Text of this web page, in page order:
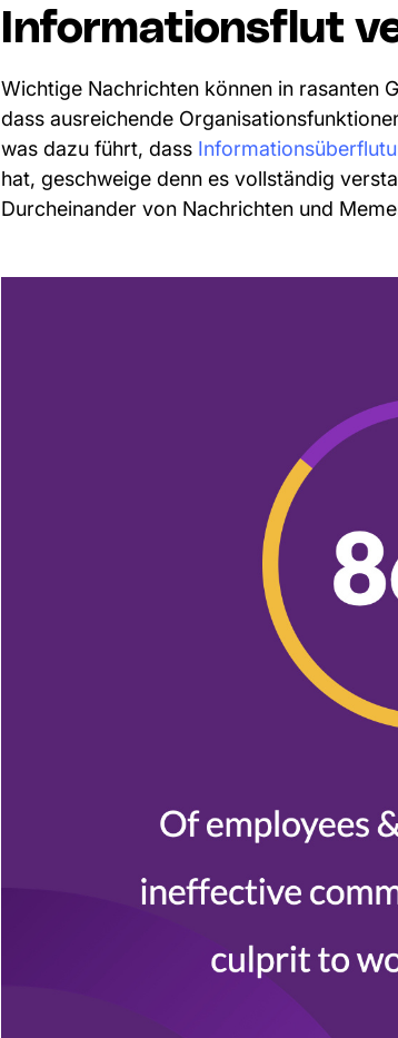
Informationsflut
Wichtige Nachrichten können in rasanten
dass ausreichende
was dazu führt, dass
hat, geschweige denn es vollständig
Durcheinander von Nachrichten und